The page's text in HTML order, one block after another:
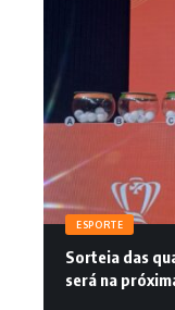
ESPORTE
Sorteia das
será na